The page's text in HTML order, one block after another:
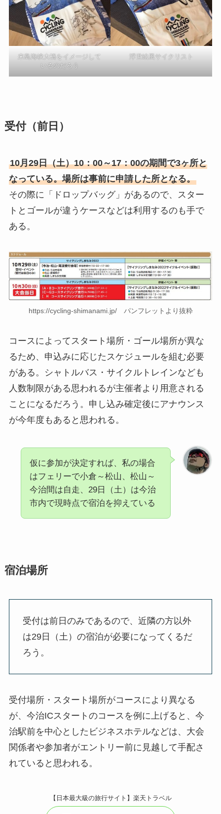
来島海峡大橋をイメージして
いるのだろう
浮世絵風サイクリスト
受付（前日）
10月29日（土）10：00～17：00の期間で3ヶ所と
なっている。場所は事前に申請した所となる。
その際に「ドロップバッグ」があるので、スター
トとゴールが違うケースなどは利用するのも手で
ある。
https://cycling-shimanami.jp/ パンフレットより抜粋
コースによってスタート場所・ゴール場所が異な
るため、申込みに応じたスケジュールを組む必要
がある。シャトルバス・サイクルトレインなども
人数制限がある思われるが主催者より用意される
ことになるだろう。申し込み確定後にアナウンス
が今年度もあると思われる。
仮に参加が決定すれば、私の場合
はフェリーで小倉～松山、松山～
今治間は自走、29日（土）は今治
市内で現時点で宿泊を抑えている
宿泊場所
受付は前日のみであるので、近隣の方以外
は29日（土）の宿泊が必要になってくるだ
ろう。
受付場所・スタート場所がコースにより異なる
が、今治ICスタートのコースを例に上げると、今
治駅前を中心としたビジネスホテルなどは、大会
関係者や参加者がエントリー前に見越して手配さ
れていると思われる。
【日本最大級の旅行サイト】楽天トラベル